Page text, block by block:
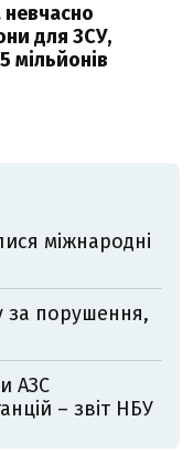
для ЗСУ,
мільйонів
міжнародні
за порушення,
АЗС
– звіт НБУ